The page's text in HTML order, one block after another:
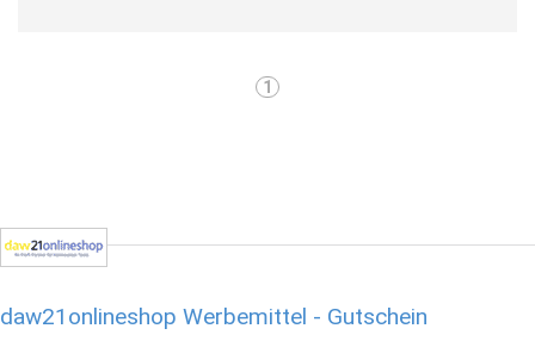
1
daw21onlineshop Werbemittel - Gutschein